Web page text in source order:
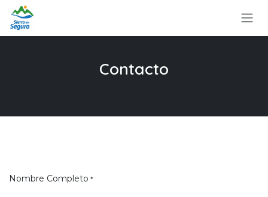
Ir al contenido
Contacto
Nombre Completo *